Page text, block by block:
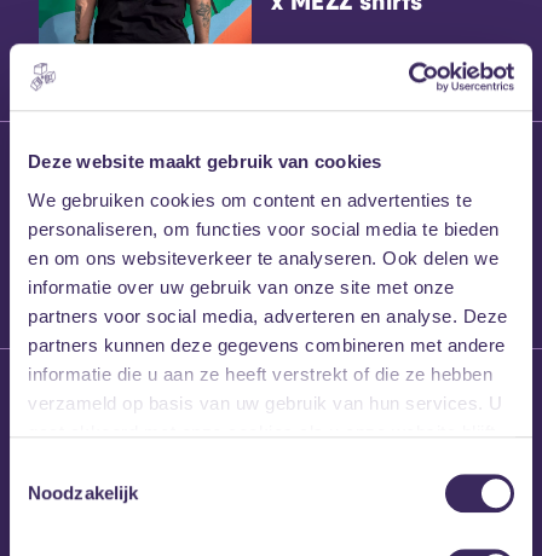
Deze website maakt gebruik van cookies
We gebruiken cookies om content en advertenties te
personaliseren, om functies voor social media te bieden
en om ons websiteverkeer te analyseren. Ook delen we
informatie over uw gebruik van onze site met onze
partners voor social media, adverteren en analyse. Deze
partners kunnen deze gegevens combineren met andere
informatie die u aan ze heeft verstrekt of die ze hebben
verzameld op basis van uw gebruik van hun services. U
Noodzakelijk
27 maart 2026
Willem’s Blog:
Frans Kalf
26 maart 2026
Willem’s Blog: High